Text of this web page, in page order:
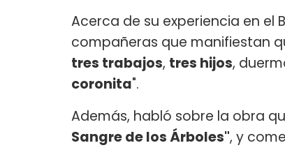
Acerca de su experiencia en el
compañeras que manifiestan
tres trabajos, tres hijos,
coronita".
Además, habló sobre la obra
Sangre de los Árboles", y